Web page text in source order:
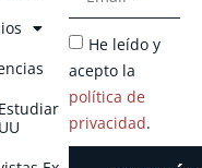
He leído y
acepto la
política de
privacidad.